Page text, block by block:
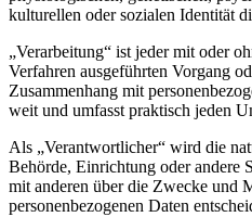
kulturellen oder sozialen Identität
„Verarbeitung“ ist jeder mit oder
Verfahren ausgeführten Vorgang
Zusammenhang mit
weit und umfasst praktisch jeden
Als „Verantwortlicher“ wird die
Behörde, Einrichtung oder andere
mit anderen über die Zwecke und
personenbezogenen Daten